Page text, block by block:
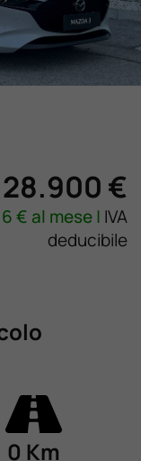
28.900 €
€ al mese | IVA
deducibile
0 Km